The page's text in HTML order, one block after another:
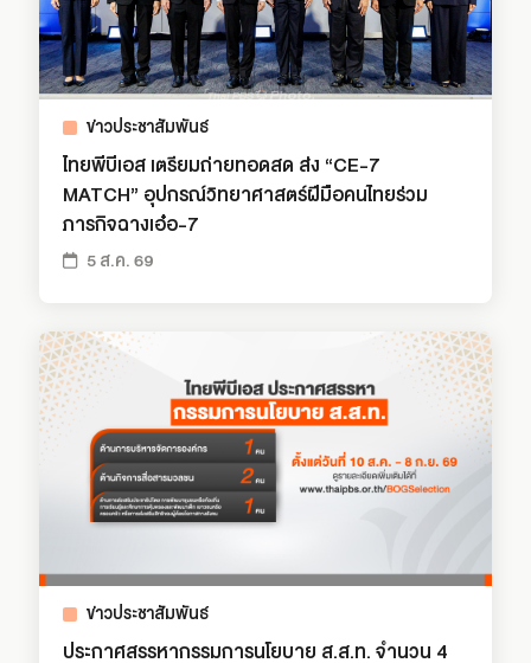
ข่าวประชาสัมพันธ์
ไทยพีบีเอส เตรียมถ่ายทอดสด ส่ง “CE-7
MATCH” อุปกรณ์วิทยาศาสตร์ฝีมือคนไทยร่วม
ภารกิจฉางเอ๋อ-7
5 ส.ค. 69
ข่าวประชาสัมพันธ์
ประกาศสรรหากรรมการนโยบาย ส.ส.ท. จำนวน 4